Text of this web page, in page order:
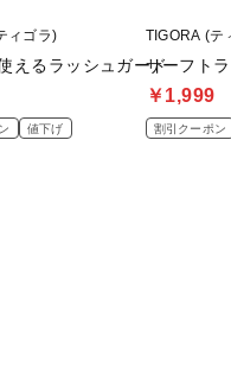
ィゴラ)
えるラッシュガード
値下げ
TIGORA (テ
サーフト
￥1,999
割引クーポン